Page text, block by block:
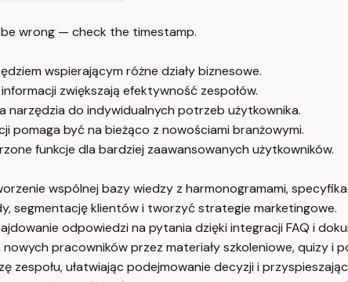
wrong — check the timestamp.
wspierającym różne działy biznesowe.
zwiększają efektywność zespołów.
narzędzia do indywidualnych potrzeb użytkownika.
pomaga być na bieżąco z nowościami branżowymi.
funkcje dla bardziej zaawansowanych użytkowników.
wspólnej bazy wiedzy z harmonogramami,
segmentację klientów i tworzyć strategie marketingowe.
odpowiedzi na pytania dzięki integracji FAQ i
pracowników przez materiały szkoleniowe, quizy i
zespołu, ułatwiając podejmowanie decyzji i